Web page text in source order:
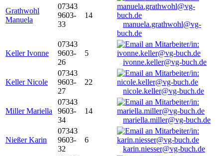
Grathwohl
Manuela
07343
9603-
33
14
manuela.grathwohl@vg-
buch.de
Keller Ivonne
07343
9603-
26
5
ivonne.keller@vg-buch.de
Keller Nicole
07343
9603-
27
22
nicole.keller@vg-buch.de
Miller Mariella
07343
9603-
34
14
mariella.miller@vg-buch.de
Nießer Karin
07343
9603-
32
6
karin.niesser@vg-buch.de